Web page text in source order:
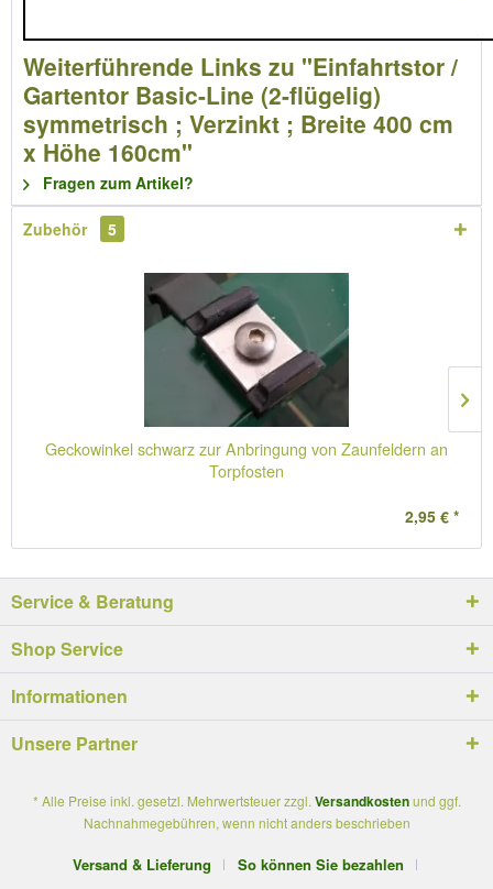
Weiterführende Links zu "Einfahrtstor /
Gartentor Basic-Line (2-flügelig)
symmetrisch ; Verzinkt ; Breite 400 cm
x Höhe 160cm"
Fragen zum Artikel?
Zubehör 5
Geckowinkel schwarz zur Anbringung von Zaunfeldern an
Torpfosten
2,95 € *
Service & Beratung
Shop Service
Informationen
Unsere Partner
* Alle Preise inkl. gesetzl. Mehrwertsteuer zzgl. Versandkostenund ggf.
Nachnahmegebühren, wenn nicht anders beschrieben
Versand & Lieferung
So können Sie bezahlen